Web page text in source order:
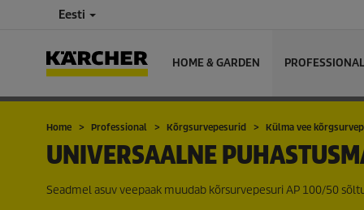
Eesti
HOME & GARDEN PROFESSIONAL
Home Professional Kõrgsurvepesurid Külma vee
UNIVERSAALNE
Seadmel asuv veepaak muudab kõrsurvepesuri AP 100/50